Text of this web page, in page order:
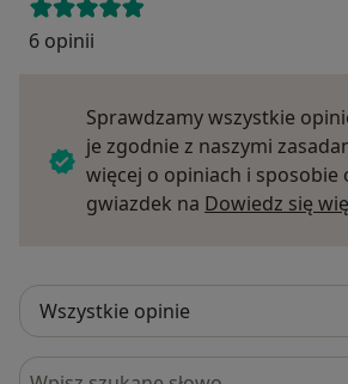
6 opinii
Sprawdzamy wszystkie
je zgodnie z naszymi
więcej o opiniach i sposobie
gwiazdek na Dowiedz się
Szukaj w opiniach